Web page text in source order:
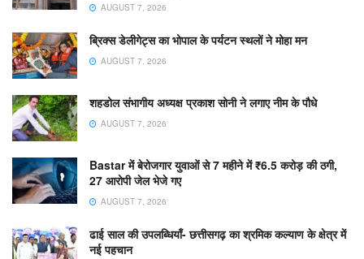
AUGUST 7, 2026
ब्रिक्स डेलीगेट्स का भोपाल के पर्यटन स्थलों ने मोहा मन
AUGUST 7, 2026
शहडोल संभागीय अध्यक्ष प्रकाश सोनी ने लगाए नीम के पौधे
AUGUST 7, 2026
Bastar में बेरोजगार युवाओं से 7 महीने में ₹6.5 करोड़ की ठगी,
27 आरोपी जेल भेजे गए
AUGUST 7, 2026
ढाई साल की उपलब्धियाँ- छत्तीसगढ़ का श्रमिक कल्याण के क्षेत्र में
नई पहचान